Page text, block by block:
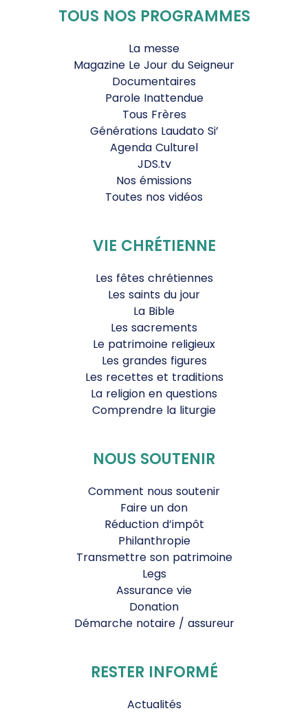
TOUS NOS PROGRAMMES
La messe
Magazine Le Jour du Seigneur
Documentaires
Parole Inattendue
Tous Frères
Générations Laudato Si’
Agenda Culturel
JDS.tv
Nos émissions
Toutes nos vidéos
VIE CHRÉTIENNE
Les fêtes chrétiennes
Les saints du jour
La Bible
Les sacrements
Le patrimoine religieux
Les grandes figures
Les recettes et traditions
La religion en questions
Comprendre la liturgie
NOUS SOUTENIR
Comment nous soutenir
Faire un don
Réduction d’impôt
Philanthropie
Transmettre son patrimoine
Legs
Assurance vie
Donation
Démarche notaire / assureur
RESTER INFORMÉ
Actualités